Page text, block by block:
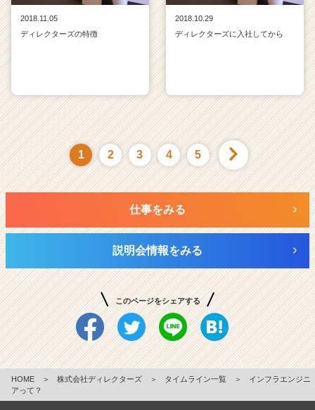
2018.11.05
ディレクターズの特徴
2018.10.29
ディレクターズに入社してから
1 2 3 4 5
仕事をみる
説明会情報をみる
このページをシェアする
HOME ＞ 株式会社ディレクターズ ＞ タイムライン一覧 ＞
インフラエンジニ
アって？